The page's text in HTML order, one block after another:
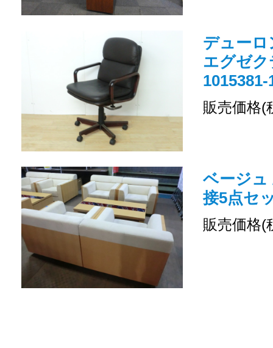
デューロ
エグゼ
1015381-
販売価格(
ベージュ
接5点セ
販売価格(